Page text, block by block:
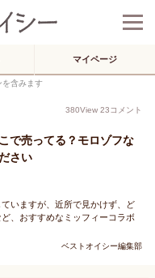
マイページ
を含みます
380View 23コメント
で売ってる？モロゾフな
さい
いますが、近所で見かけず、ど
、おすすめなミッフィーコラボ
ベストオイシー編集部